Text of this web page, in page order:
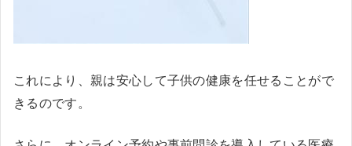
これにより、親は安心して子供の健康を任せることがで
きるのです。